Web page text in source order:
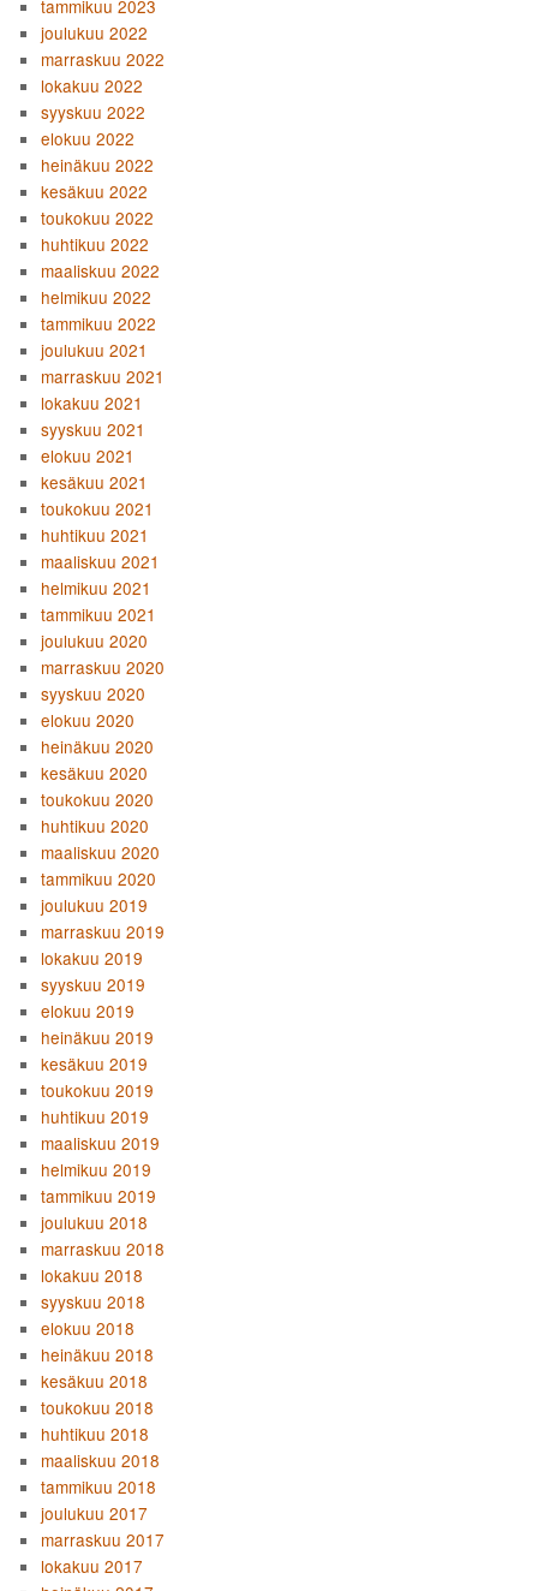
tammikuu 2023
joulukuu 2022
marraskuu 2022
lokakuu 2022
syyskuu 2022
elokuu 2022
heinäkuu 2022
kesäkuu 2022
toukokuu 2022
huhtikuu 2022
maaliskuu 2022
helmikuu 2022
tammikuu 2022
joulukuu 2021
marraskuu 2021
lokakuu 2021
syyskuu 2021
elokuu 2021
kesäkuu 2021
toukokuu 2021
huhtikuu 2021
maaliskuu 2021
helmikuu 2021
tammikuu 2021
joulukuu 2020
marraskuu 2020
syyskuu 2020
elokuu 2020
heinäkuu 2020
kesäkuu 2020
toukokuu 2020
huhtikuu 2020
maaliskuu 2020
tammikuu 2020
joulukuu 2019
marraskuu 2019
lokakuu 2019
syyskuu 2019
elokuu 2019
heinäkuu 2019
kesäkuu 2019
toukokuu 2019
huhtikuu 2019
maaliskuu 2019
helmikuu 2019
tammikuu 2019
joulukuu 2018
marraskuu 2018
lokakuu 2018
syyskuu 2018
elokuu 2018
heinäkuu 2018
kesäkuu 2018
toukokuu 2018
huhtikuu 2018
maaliskuu 2018
tammikuu 2018
joulukuu 2017
marraskuu 2017
lokakuu 2017